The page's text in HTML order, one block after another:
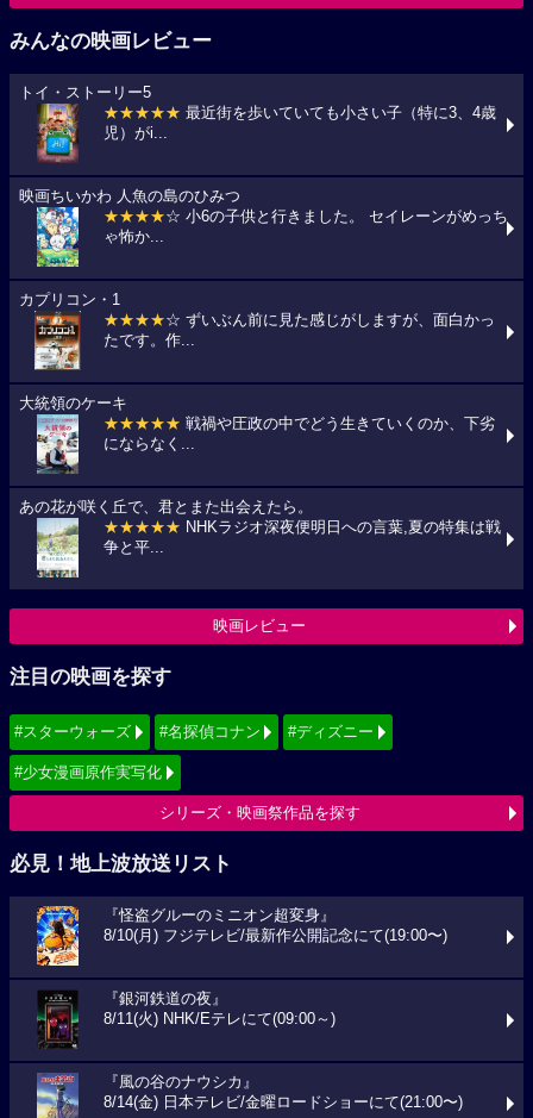
みんなの映画レビュー
トイ・ストーリー5
★★★★★ 最近街を歩いていても小さい子（特に3、4歳
児）がi...
映画ちいかわ 人魚の島のひみつ
★★★★☆ 小6の子供と行きました。 セイレーンがめっち
ゃ怖か...
カプリコン・1
★★★★☆ ずいぶん前に見た感じがしますが、面白かっ
たです。作...
大統領のケーキ
★★★★★ 戦禍や圧政の中でどう生きていくのか、下劣
にならなく...
あの花が咲く丘で、君とまた出会えたら。
★★★★★ NHKラジオ深夜便明日への言葉,夏の特集は戦
争と平...
映画レビュー
注目の映画を探す
#スターウォーズ #名探偵コナン #ディズニー
#少女漫画原作実写化
シリーズ・映画祭作品を探す
必見！地上波放送リスト
『怪盗グルーのミニオン超変身』
8/10(月) フジテレビ/最新作公開記念にて(19:00〜)
『銀河鉄道の夜』
8/11(火) NHK/Eテレにて(09:00～)
『風の谷のナウシカ』
8/14(金) 日本テレビ/金曜ロードショーにて(21:00〜)